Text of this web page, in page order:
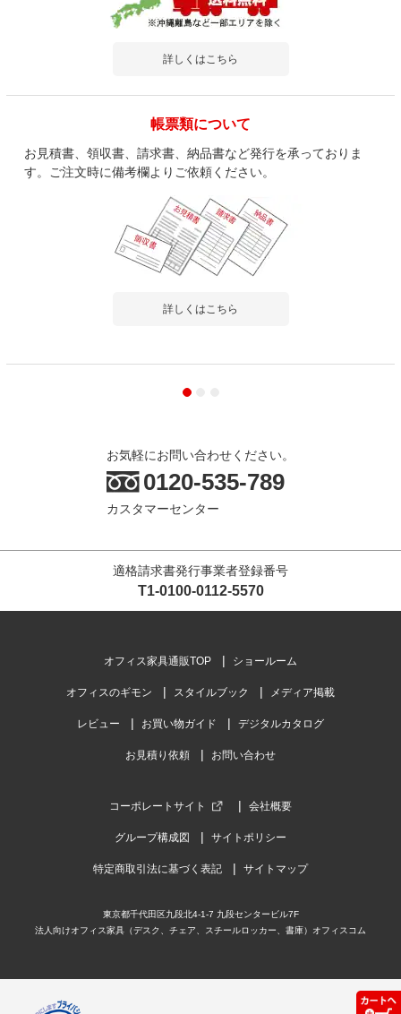
詳しくはこちら
帳票類について
お見積書、領収書、請求書、納品書など発行を承っておりま
す。ご注文時に備考欄よりご依頼ください。
詳しくはこちら
お気軽にお問い合わせください。
0120-535-789
カスタマーセンター
適格請求書発行事業者登録番号
T1-0100-0112-5570
オフィス家具通販TOP ショールーム
オフィスのギモン スタイルブック メディア掲載
レビュー お買い物ガイド デジタルカタログ
お見積り依頼 お問い合わせ
コーポレートサイト 会社概要
グループ構成図 サイトポリシー
特定商取引法に基づく表記 サイトマップ
東京都千代田区九段北4-1-7 九段センタービル7F
法人向けオフィス家具（デスク、チェア、スチールロッカー、書庫）オフィスコム